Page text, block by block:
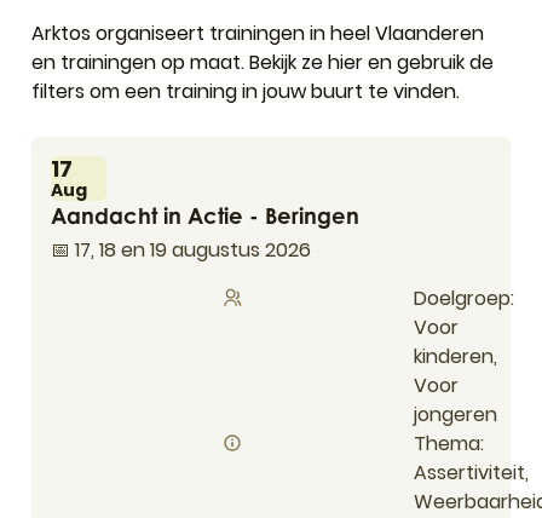
Arktos organiseert trainingen in heel Vlaanderen
en trainingen op maat. Bekijk ze hier en gebruik de
filters om een training in jouw buurt te vinden.
Ma
17
Aug
Aandacht in Actie - Beringen
Aandacht in Actie - Beringen
📅 17, 18 en 19 augustus 2026
Doelgroep
Voor
kinderen,
Voor
jongeren
Thema
Assertiviteit,